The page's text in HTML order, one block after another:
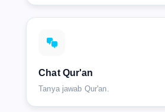
Chat Qur'an
Tanya jawab Qur'an.